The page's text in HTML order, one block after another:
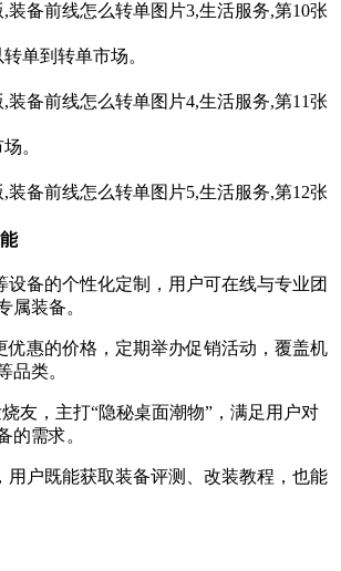
单到转单市场。
。
设备的个性化定制，用户可在线与专业团
属装备。
优惠的价格，定期举办促销活动，覆盖机
品类。
友，主打“隐秘桌面潮物”，满足用户对
的需求。
用户既能获取装备评测、改装教程，也能